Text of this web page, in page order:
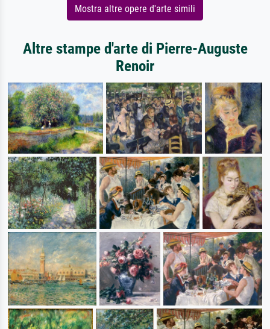
Mostra altre opere d'arte simili
Altre stampe d'arte di Pierre-Auguste
Renoir